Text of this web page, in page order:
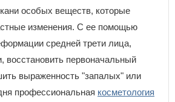
особых веществ, которые
изменения. С ее помощью
средней трети лица,
восстановить первоначальный
выраженность "запалых" или
профессиональная косметология